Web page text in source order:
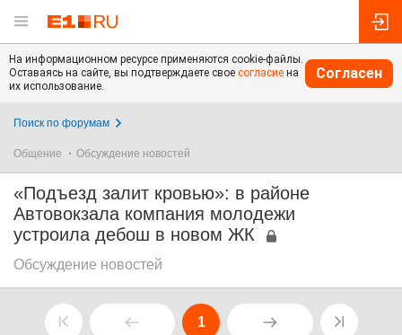
На информационном ресурсе применяются cookie-файлы.
Оставаясь на сайте, вы подтверждаете свое согласие на
их использование.
Согласен
Поиск по форумам
Общение Обсуждение новостей
«Подъезд залит кровью»: в районе
Автовокзала компания молодежи
устроила дебош в новом ЖК
Обсуждение новостей
1